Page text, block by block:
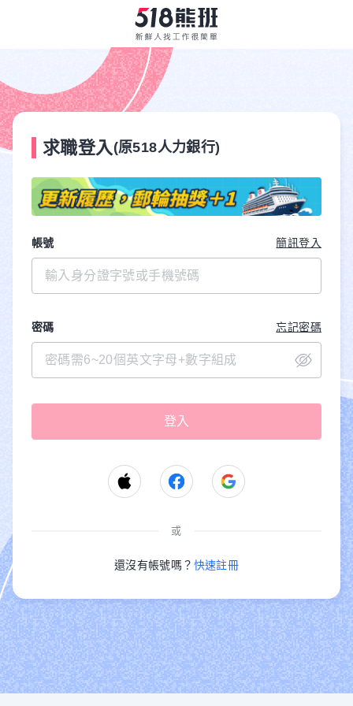
求職登入 (原518人力銀行)
帳號 簡訊登入
密碼 忘記密碼
或
還沒有帳號嗎？ 快速註冊